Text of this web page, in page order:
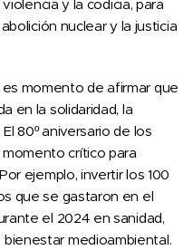
y la codicia, para
nuclear y la justicia
momento de afirmar que
en la solidaridad, la
80º aniversario de los
crítico para
ejemplo, invertir los 100
que se gastaron en el
el 2024 en sanidad,
medioambiental.